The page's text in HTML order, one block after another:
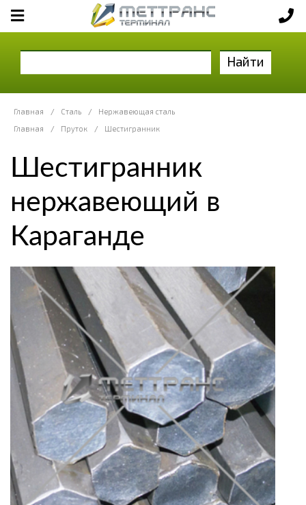
Найти
Главная / Сталь /
Нержавеющая сталь
Главная
/ Пруток / Шестигранник
Шестигранник
нержавеющий в
Караганде